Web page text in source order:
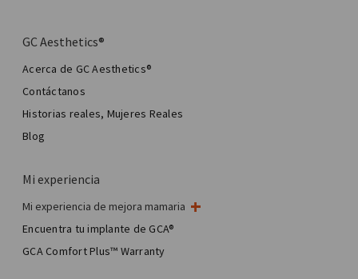
GC Aesthetics®
Acerca de GC Aesthetics®
Contáctanos
Historias reales, Mujeres Reales
Blog
Mi experiencia
Mi experiencia de mejora mamaria
Mi cirugía de mama
Cirugía estética mamaria
Total Breast Reconstruction™
Encuentra tu implante de GCA®
GCA Comfort Plus™ Warranty